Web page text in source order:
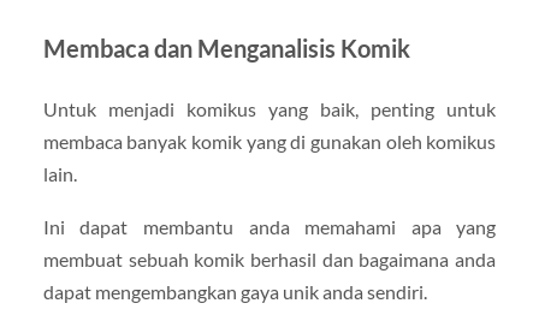
Membaca dan Menganalisis Komik
Untuk menjadi komikus yang baik, penting untuk
membaca banyak komik yang di gunakan oleh komikus
lain.
Ini dapat membantu anda memahami apa yang
membuat sebuah komik berhasil dan bagaimana anda
dapat mengembangkan gaya unik anda sendiri.